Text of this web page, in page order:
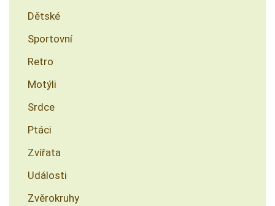
Dětské
Sportovní
Retro
Motýli
Srdce
Ptáci
Zvířata
Události
Zvěrokruhy